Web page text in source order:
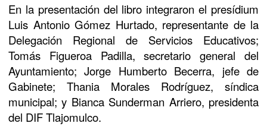
En la presentación del libro integraron el presídium
Luis Antonio Gómez Hurtado, representante de la
Delegación Regional de Servicios Educativos;
Tomás Figueroa Padilla, secretario general del
Ayuntamiento; Jorge Humberto Becerra, jefe de
Gabinete; Thania Morales Rodríguez, síndica
municipal; y Bianca Sunderman Arriero, presidenta
del DIF Tlajomulco.